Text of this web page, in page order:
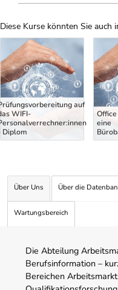
Diese Kurse könnten Sie auch
Uber
auf
WIFI-
Diplom
eine
Über Uns Über die
Wartungsbereich
Die Abteilung
Berufsinformation –
Bereichen